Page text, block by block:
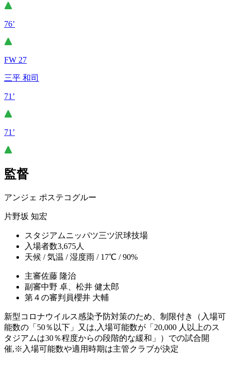
76’
FW 27
三平 和司
71’
71’
監督
アンジェ ポステコグルー
片野坂 知宏
スタジアムニッパツ三ツ沢球技場
入場者数3,675人
天候 / 気温 / 湿度雨 / 17℃ / 90%
主審佐藤 隆治
副審中野 卓、松井 健太郎
第４の審判員櫻井 大輔
新型コロナウイルス感染予防対策のため、制限付き（入場可
能数の「50％以下」又は,入場可能数が「20,000 人以上のス
タジアムは30％程度からの段階的な緩和」）での試合開
催,※入場可能数や適用時期は主管クラブが決定